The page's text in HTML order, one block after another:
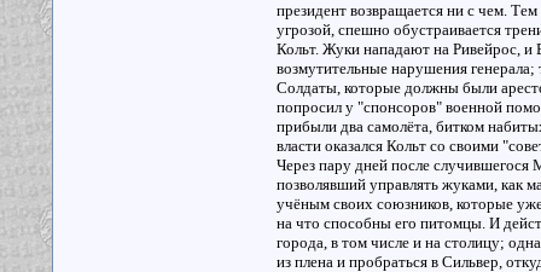
президент возвращается ни с чем.
угрозой, спешно обустраивается
Кольт. Жуки нападают на Ривейрос, и
возмутительные нарушения генерала;
Солдаты, которые должны были
попросил у "спонсоров" военной
прибыли два самолёта, битком
власти оказался Кольт со своими
Через пару дней после
позволявший управлять жуками, как
учёным своих союзников, которые
на что способны его питомцы. И
города, в том числе и на столицу;
из плена и пробраться в Сильвер,